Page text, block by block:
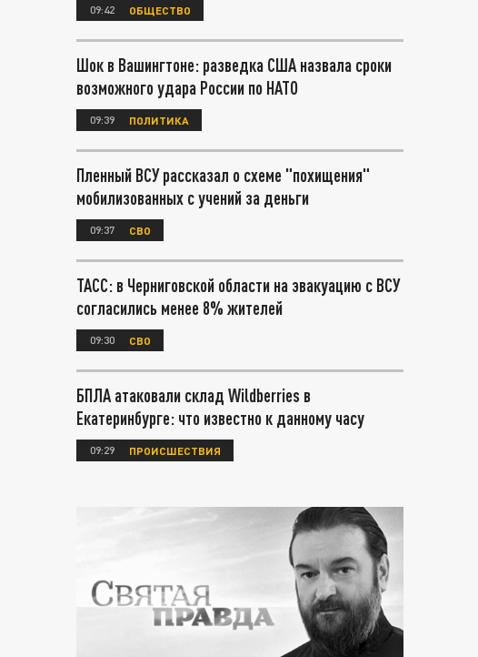
09:42 ОБЩЕСТВО
Шок в Вашингтоне: разведка США назвала сроки
возможного удара России по НАТО
09:39 ПОЛИТИКА
Пленный ВСУ рассказал о схеме "похищения"
мобилизованных с учений за деньги
09:37 СВО
ТАСС: в Черниговской области на эвакуацию с ВСУ
согласились менее 8% жителей
09:30 СВО
БПЛА атаковали склад Wildberries в
Екатеринбурге: что известно к данному часу
09:29 ПРОИСШЕСТВИЯ